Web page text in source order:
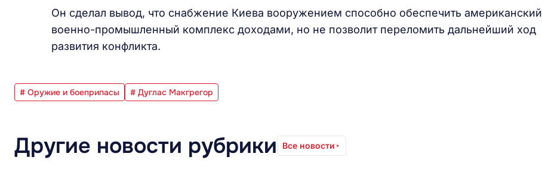
Он сделал вывод, что снабжение Киева вооружением способно обеспечить американский
военно-промышленный комплекс доходами, но не позволит переломить дальнейший ход
развития конфликта.
# Оружие и боеприпасы # Дуглас Макгрегор
Другие новости рубрики Все новости